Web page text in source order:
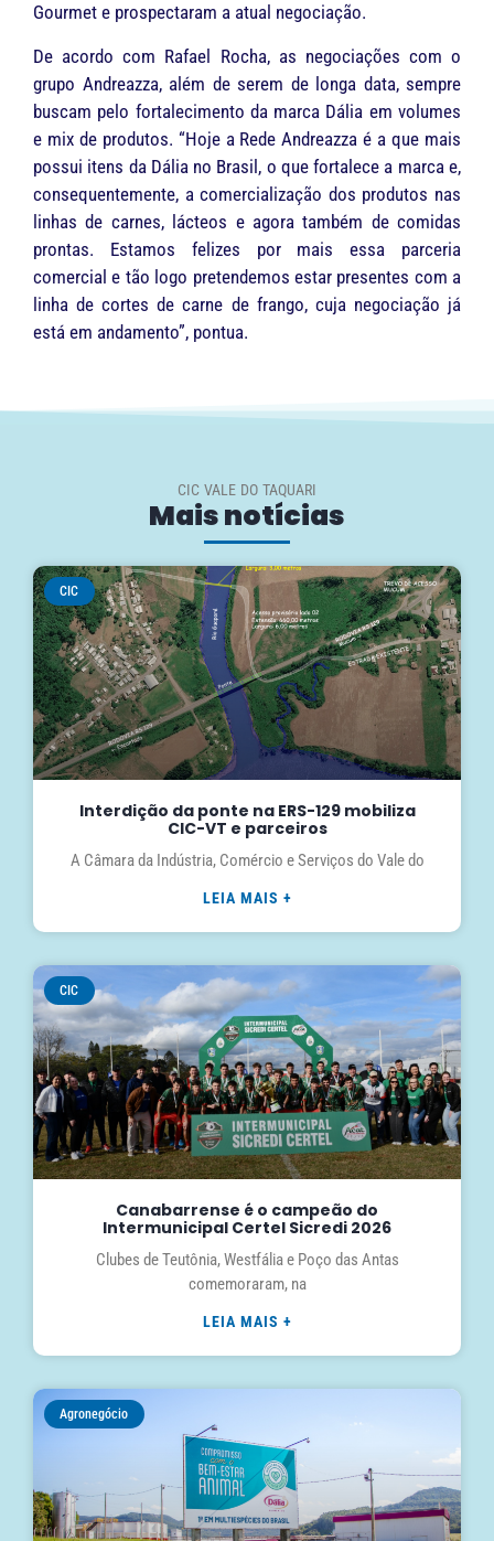
Gourmet e prospectaram a atual negociação.
De acordo com Rafael Rocha, as negociações com o
grupo Andreazza, além de serem de longa data, sempre
buscam pelo fortalecimento da marca Dália em volumes
e mix de produtos. “Hoje a Rede Andreazza é a que mais
possui itens da Dália no Brasil, o que fortalece a marca e,
consequentemente, a comercialização dos produtos nas
linhas de carnes, lácteos e agora também de comidas
prontas. Estamos felizes por mais essa parceria
comercial e tão logo pretendemos estar presentes com a
linha de cortes de carne de frango, cuja negociação já
está em andamento”, pontua.
CIC VALE DO TAQUARI
Mais notícias
CIC
Interdição da ponte na ERS-129 mobiliza
CIC-VT e parceiros
A Câmara da Indústria, Comércio e Serviços do Vale do
LEIA MAIS +
CIC
Canabarrense é o campeão do
Intermunicipal Certel Sicredi 2026
Clubes de Teutônia, Westfália e Poço das Antas
comemoraram, na
LEIA MAIS +
Agronegócio